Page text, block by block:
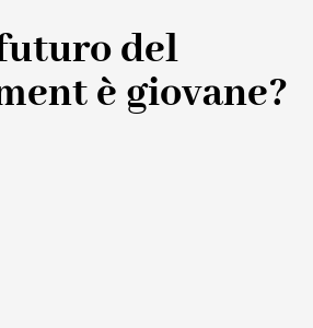
del
è giovane?